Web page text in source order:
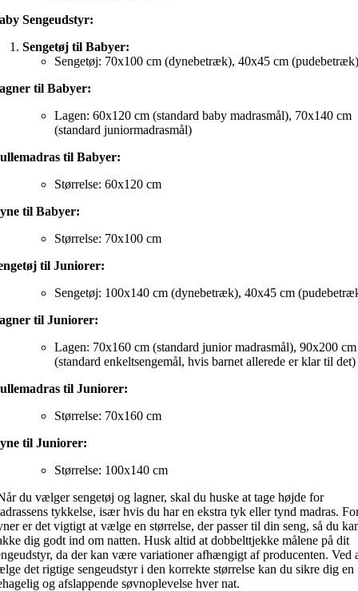
Sengeudstyr:
Sengetøj til Babyer:
Sengetøj: 70x100 cm (dynebetræk), 40x45 cm (pudebetræk)
til Babyer:
Lagen: 60x120 cm (standard baby madrasmål), 70x140 cm
(standard juniormadrasmål)
til Babyer:
Størrelse: 60x120 cm
til Babyer:
Størrelse: 70x100 cm
til Juniorer:
Sengetøj: 100x140 cm (dynebetræk), 40x45 cm
til Juniorer:
Lagen: 70x160 cm (standard junior madrasmål), 90x200 cm
(standard enkeltsengemål, hvis barnet allerede er klar til det)
til Juniorer:
Størrelse: 70x160 cm
til Juniorer:
Størrelse: 100x140 cm
du vælger sengetøj og lagner, skal du huske at tage højde for
tykkelse, især hvis du har en ekstra tyk eller tynd madras.
er det vigtigt at vælge en størrelse, der passer til din seng, så du
dig godt ind om natten. Husk altid at dobbelttjekke målene på dit
da der kan være variationer afhængigt af producenten. Ved
det rigtige sengeudstyr i den korrekte størrelse kan du sikre dig en
og afslappende søvnoplevelse hver nat.